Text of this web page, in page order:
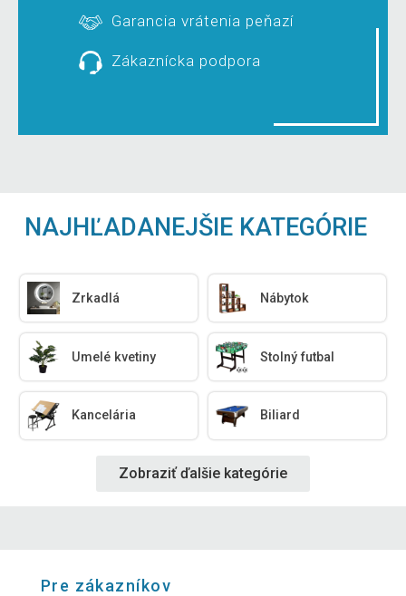
Garancia vrátenia peňazí
Zákaznícka podpora
NAJHĽADANEJŠIE KATEGÓRIE
Zrkadlá Nábytok
Umelé kvetiny Stolný futbal
Kancelária Biliard
Zobraziť ďalšie kategórie
Pre zákazníkov